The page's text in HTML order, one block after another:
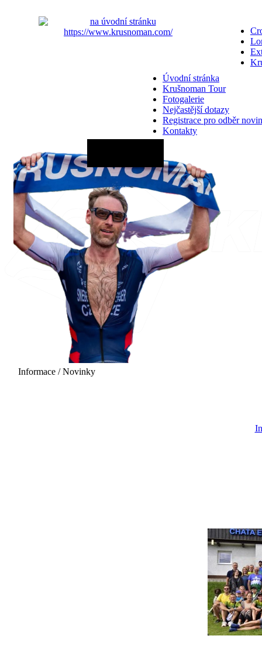
Úvodní stránka
Krušnoman Tour
Fotogalerie
Nejčastější dotazy
Registrace pro odběr
Kontakty
Informace / Novinky